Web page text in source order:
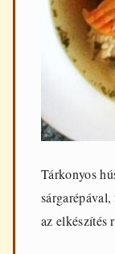
Tárkonyos
az elkészítés